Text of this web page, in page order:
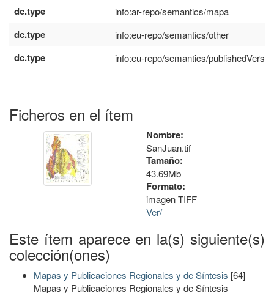
dc.type info:ar-repo/semantics/mapa
dc.type info:eu-repo/semantics/other
dc.type info:eu-repo/semantics/
Ficheros en el ítem
Nombre:
SanJuan.tif
Tamaño:
43.69Mb
Formato:
imagen TIFF
Ver/
Este ítem aparece en la(s) siguiente(s)
colección(ones)
Mapas y Publicaciones Regionales y de Síntesis [64]
Mapas y Publicaciones Regionales y de Síntesis